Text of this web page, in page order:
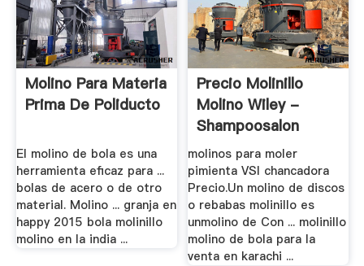
Molino Para Materia
Prima De Poliducto
El molino de bola es una
herramienta eficaz para ...
bolas de acero o de otro
material. Molino ... granja en
happy 2015 bola molinillo
molino en la india ...
Precio Molinillo
Molino Wiley -
Shampoosalon
molinos para moler
pimienta VSI chancadora
Precio.Un molino de discos
o rebabas molinillo es
unmolino de Con ... molinillo
molino de bola para la
venta en karachi ...